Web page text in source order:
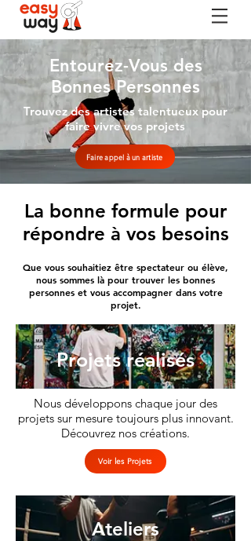
Entourez-Vous des
Bonnes Personnes
Trouvez des artistes talentueux pour
faire vivre vos projets
Faire appel à un artiste
La bonne formule pour
répondre à vos besoins
Que vous souhaitiez être spectateur ou élève,
nous sommes là pour trouver les bonnes
personnes et vous accompagner dans votre
projet.
Projets réalisés
Voir les Projets
Ateliers
Nous développons chaque jour des
projets sur mesure toujours plus innovant.
Découvrez nos créations.